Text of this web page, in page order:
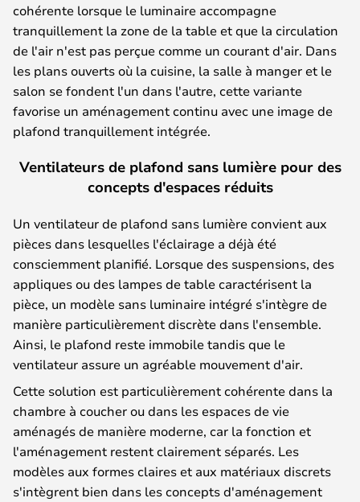
cohérente lorsque le luminaire accompagne
tranquillement la zone de la table et que la circulation
de l'air n'est pas perçue comme un courant d'air. Dans
les plans ouverts où la cuisine, la salle à manger et le
salon se fondent l'un dans l'autre, cette variante
favorise un aménagement continu avec une image de
plafond tranquillement intégrée.
Ventilateurs de plafond sans lumière pour des
concepts d'espaces réduits
Un ventilateur de plafond sans lumière convient aux
pièces dans lesquelles l'éclairage a déjà été
consciemment planifié. Lorsque des suspensions, des
appliques ou des lampes de table caractérisent la
pièce, un modèle sans luminaire intégré s'intègre de
manière particulièrement discrète dans l'ensemble.
Ainsi, le plafond reste immobile tandis que le
ventilateur assure un agréable mouvement d'air.
Cette solution est particulièrement cohérente dans la
chambre à coucher ou dans les espaces de vie
aménagés de manière moderne, car la fonction et
l'aménagement restent clairement séparés. Les
modèles aux formes claires et aux matériaux discrets
s'intègrent bien dans les concepts d'aménagement